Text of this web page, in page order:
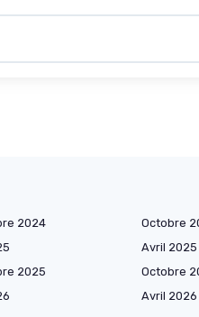
2024 Octobre
Avril 2025
2025 Octobre
Avril 2026